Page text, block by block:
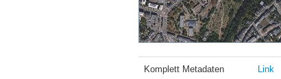
Komplett Metadaten Link